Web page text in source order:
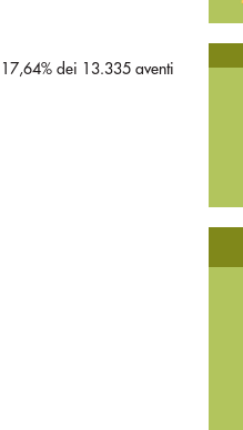
dei 13.335 aventi